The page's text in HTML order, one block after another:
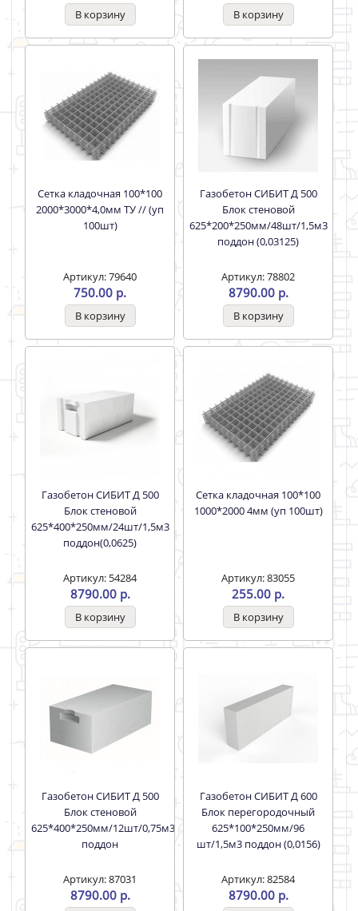
Сетка кладочная 100*100
2000*3000*4,0мм ТУ // (уп
100шт)
Артикул: 79640
750.00 р.
Газобетон СИБИТ Д 500
Блок стеновой
625*200*250мм/48шт/1,5м3
поддон (0,03125)
Артикул: 78802
8790.00 р.
Газобетон СИБИТ Д 500
Блок стеновой
625*400*250мм/24шт/1,5м3
поддон(0,0625)
Артикул: 54284
8790.00 р.
Сетка кладочная 100*100
1000*2000 4мм (уп 100шт)
Артикул: 83055
255.00 р.
Газобетон СИБИТ Д 500
Блок стеновой
625*400*250мм/12шт/0,75м3
поддон
Артикул: 87031
8790.00 р.
Газобетон СИБИТ Д 600
Блок перегородочный
625*100*250мм/96
шт/1,5м3 поддон (0,0156)
Артикул: 82584
8790.00 р.